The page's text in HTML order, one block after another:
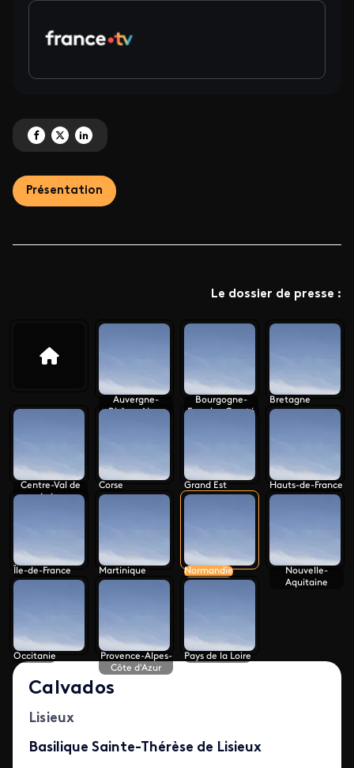
Partagez 'Le monument préféré des Français 2026' sur Facebook
Partagez 'Le monument préféré des Français 2026' sur X
Partagez 'Le monument préféré des Français 2026' sur LinkedIn
Présentation
Le dossier de presse :
Auvergne-
Rhône-Alpes
Bourgogne-
Franche-Comté
Bretagne
Centre-Val de
Loire
Corse Grand Est Hauts-de-France
Île-de-France Martinique Normandie
Nouvelle-
Aquitaine
Occitanie
Provence-Alpes-
Côte d'Azur
Pays de la Loire
Calvados
Lisieux
Basilique Sainte-Thérèse de Lisieux